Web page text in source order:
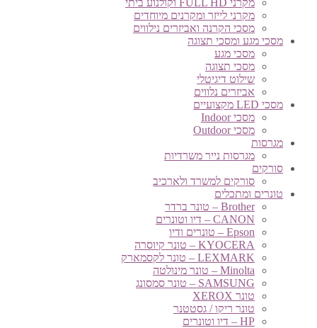
מקרני FULL HD וקולנוע ביתי
מקרני לייזר ומקרנים מיוחדים
מסכי הקרנה ואביזרים נילווים
מסכי מגע ומסכי תצוגה
מסכי מגע
מסכי תצוגה
שילוט דיגיטלי
אביזרים נלווים
מסכי LED מקצועיים
מסכי Indoor
מסכי Outdoor
מגרסות
מגרסות נייר משרדיות
סורקים
סורקים למשרד ולארכיב
טונרים ומתכלים
Brother – טונר ברדר
CANON – דיו וטונרים
Epson – טונרים ודיו
KYOCERA – טונר קיוסרה
LEXMARK – טונר לקסמארק
Minolta – טונר מינולטה
SAMSUNG – טונר סמסונג
טונר XEROX
טונר ריקו / גסטטנר
HP – דיו וטונרים